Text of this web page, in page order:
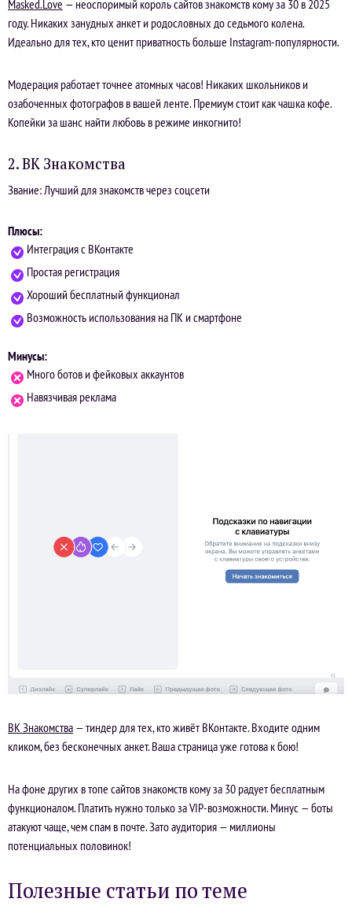
Masked.Love — неоспоримый король сайтов знакомств кому за 30 в 2025
году. Никаких занудных анкет и родословных до седьмого колена.
Идеально для тех, кто ценит приватность больше Instagram-популярности.
Модерация работает точнее атомных часов! Никаких школьников и
озабоченных фотографов в вашей ленте. Премиум стоит как чашка кофе.
Копейки за шанс найти любовь в режиме инкогнито!
2. ВК Знакомства
Звание: Лучший для знакомств через соцсети
Плюсы:
Интеграция с ВКонтакте
Простая регистрация
Хороший бесплатный функционал
Возможность использования на ПК и смартфоне
Минусы:
Много ботов и фейковых аккаунтов
Навязчивая реклама
ВК Знакомства — тиндер для тех, кто живёт ВКонтакте. Входите одним
кликом, без бесконечных анкет. Ваша страница уже готова к бою!
На фоне других в топе сайтов знакомств кому за 30 радует бесплатным
функционалом. Платить нужно только за VIP-возможности. Минус — боты
атакуют чаще, чем спам в почте. Зато аудитория — миллионы
потенциальных половинок!
Полезные статьи по теме